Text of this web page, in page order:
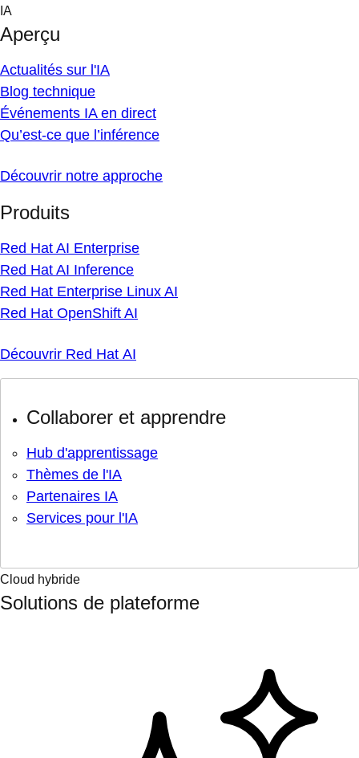
Skip
content
IA
Aperçu
Actualités sur l'IA
Blog technique
Événements IA en direct
Qu’est-ce que l’inférence
Découvrir notre approche
Produits
Red Hat AI Enterprise
Red Hat AI Inference
Red Hat Enterprise Linux AI
Red Hat OpenShift AI
Découvrir Red Hat AI
Collaborer et apprendre
Hub d'apprentissage
Thèmes de l'IA
Partenaires IA
Services pour l'IA
Cloud hybride
Solutions de plateforme